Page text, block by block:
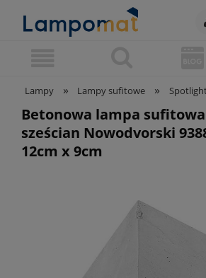
Lampy » Lampy sufitowe »
Betonowa lampa
sześcian Nowodvorski
12cm x 9cm